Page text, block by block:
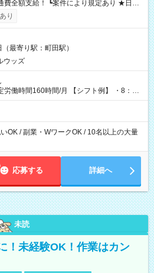
┗働いたその日に現金GET♪ お仕事後はコ
引き落とせます！ 【試用期間】試
り
最寄り駅：町田駅）
ウッズ
時間/月 【シフト例】 ・8：00
OK / 副業・WワークOK / 10名以上の大量
応募する 詳細へ
未読
！未経験OK！作業はカン